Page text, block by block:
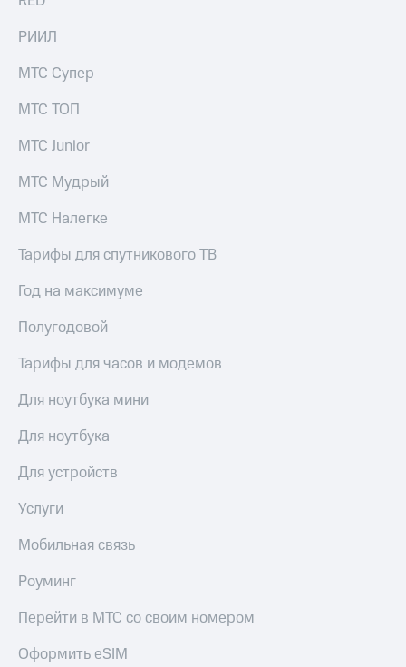
РИИЛ
МТС Супер
МТС ТОП
МТС Junior
МТС Мудрый
МТС Налегке
Тарифы для спутникового ТВ
Год на максимуме
Полугодовой
Тарифы для часов и модемов
Для ноутбука мини
Для ноутбука
Для устройств
Услуги
Мобильная связь
Роуминг
Перейти в МТС со своим номером
Оформить eSIM